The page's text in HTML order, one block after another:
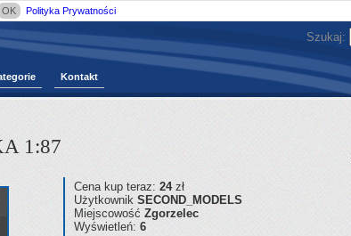
OK Polityka Prywatności
Kontakt
Szukaj:
1:87
Cena kup teraz: 24zł
Użytkownik SECOND_MODELS
Miejscowość Zgorzelec
Wyświetleń: 6